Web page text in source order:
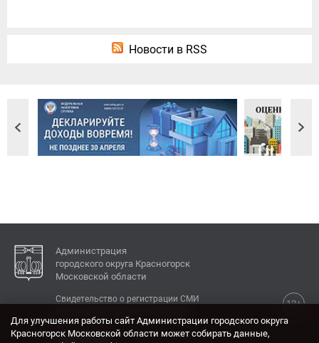
Новости в RSS
Администрация
городского округа Красногорск
Московской области
12+
Свидетельство о регистрации СМИ
КОНТАКТЫ
Для улучшения работы сайт Администрации городского округа
Красногорск Московской области может собирать данные,